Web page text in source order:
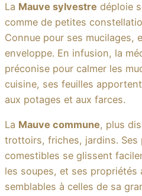
La Mauve sylvestre déploie
comme de petites
Connue pour ses mucilages,
enveloppe. En infusion, la
préconise pour calmer les
cuisine, ses feuilles
aux potages et aux farces.
La Mauve commune, plus
trottoirs, friches, jardins. Ses
comestibles se glissent
les soupes, et ses propriétés
semblables à celles de sa